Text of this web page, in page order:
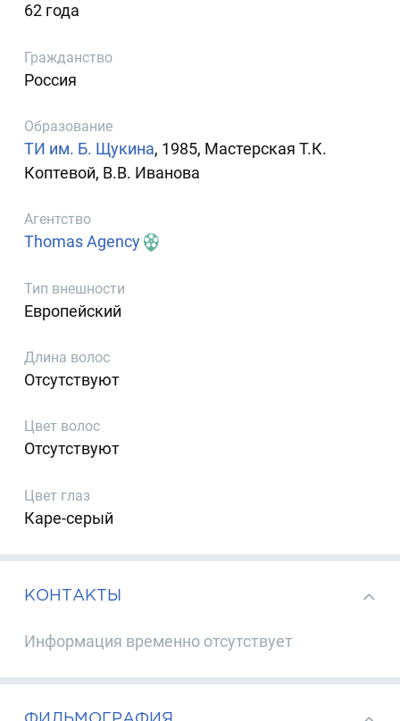
62 года
Гражданство
Россия
Образование
ТИ им. Б. Щукина, 1985, Мастерская Т.К.
Коптевой, В.В. Иванова
Агентство
Thomas Agency
Тип внешности
Европейский
Длина волос
Отсутствуют
Цвет волос
Отсутствуют
Цвет глаз
Каре-серый
КОНТАКТЫ
Информация временно отсутствует